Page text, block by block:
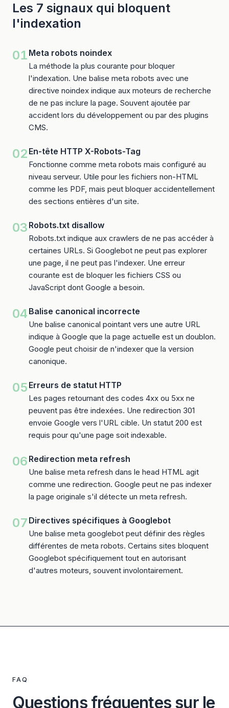
Les 7 signaux qui bloquent
l'indexation
01 Meta robots noindex
La méthode la plus courante pour bloquer
l'indexation. Une balise meta robots avec une
directive noindex indique aux moteurs de recherche
de ne pas inclure la page. Souvent ajoutée par
accident lors du développement ou par des plugins
CMS.
02 En-tête HTTP X-Robots-Tag
Fonctionne comme meta robots mais configuré au
niveau serveur. Utile pour les fichiers non-HTML
comme les PDF, mais peut bloquer accidentellement
des sections entières d'un site.
03 Robots.txt disallow
Robots.txt indique aux crawlers de ne pas accéder à
certaines URLs. Si Googlebot ne peut pas explorer
une page, il ne peut pas l'indexer. Une erreur
courante est de bloquer les fichiers CSS ou
JavaScript dont Google a besoin.
04 Balise canonical incorrecte
Une balise canonical pointant vers une autre URL
indique à Google que la page actuelle est un doublon.
Google peut choisir de n'indexer que la version
canonique.
05 Erreurs de statut HTTP
Les pages retournant des codes 4xx ou 5xx ne
peuvent pas être indexées. Une redirection 301
envoie Google vers l'URL cible. Un statut 200 est
requis pour qu'une page soit indexable.
06 Redirection meta refresh
Une balise meta refresh dans le head HTML agit
comme une redirection. Google peut ne pas indexer
la page originale s'il détecte un meta refresh.
07 Directives spécifiques à Googlebot
Une balise meta googlebot peut définir des règles
différentes de meta robots. Certains sites bloquent
Googlebot spécifiquement tout en autorisant
d'autres moteurs, souvent involontairement.
FAQ
Questions fréquentes sur le